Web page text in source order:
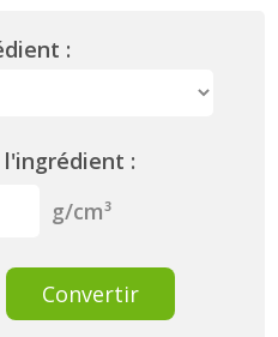
:
:
g/cm³
Convertir